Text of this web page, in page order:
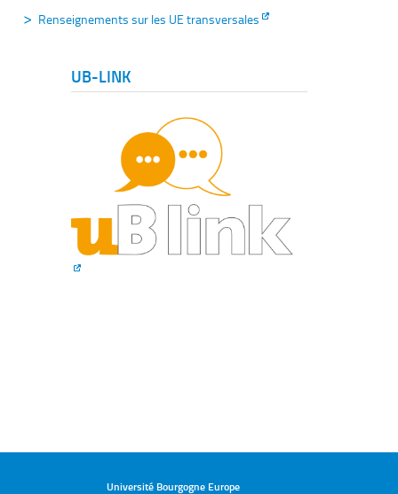
Renseignements sur les UE transversales
UB-LINK
Université Bourgogne Europe